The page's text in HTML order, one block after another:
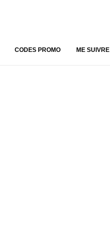
CODES PROMO ME SUIVRE